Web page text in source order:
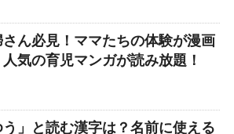
さん必見！ママたちの体験が漫画
人気の育児マンガが読み放題！
う」と読む漢字は？名前に使える